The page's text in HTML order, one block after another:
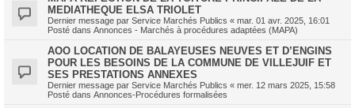
MEDIATHEQUE ELSA TRIOLET
Dernier message par Service Marchés Publics « mar. 01 avr. 2025, 16:01
Posté dans Annonces - Marchés à procédures adaptées (MAPA)
AOO LOCATION DE BALAYEUSES NEUVES ET D’ENGINS
POUR LES BESOINS DE LA COMMUNE DE VILLEJUIF ET
SES PRESTATIONS ANNEXES
Dernier message par Service Marchés Publics « mer. 12 mars 2025, 15:58
Posté dans Annonces-Procédures formalisées